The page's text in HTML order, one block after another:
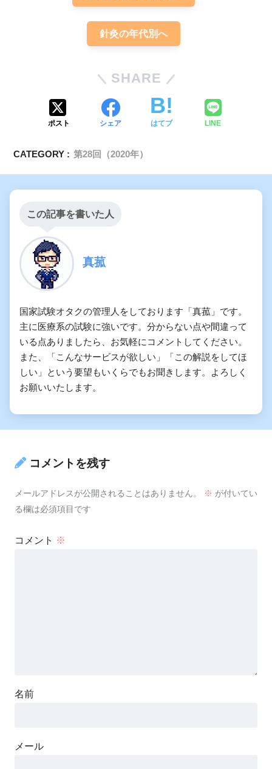
針灸の年代別へ
SHARE
ポスト シェア はてブ LINE
CATEGORY : 第28回（2020年）
この記事を書いた人
真菰
国家試験オタクの管理人をしております「真菰」です。
主に医療系の試験に強いです。分からない点や間違って
いる点ありましたら、お気軽にコメントしてください。
また、「こんなサービスが欲しい」「この解説をしてほ
しい」という要望もいくらでもお聞きします。よろしく
お願いいたします。
コメントを残す
メールアドレスが公開されることはありません。 ※ が付いてい
る欄は必須項目です
コメント ※
名前
メール